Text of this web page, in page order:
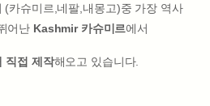
(카슈미르,네팔,내몽고)중 가장 역사
어난 Kashmir 카슈미르에서
직접 제작해오고 있습니다.